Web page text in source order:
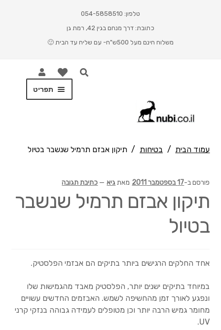
טלפון: 054-5858510
כתובת: דרך מנחם בגין 42, רמת גן
משלוח חינם מעל 500ש"ח- עם שליח עד הבית 🙂
תפריט
ראשי
Create a List
Find a List
עמוד הבית / בטיחות / תיקון אבזם תרמיל שנשבר בטיול
פורסם ב-17 בספטמבר 2011 מאתגיא — כתיבת תגובה
תיקון אבזם תרמיל שנשבר
בטיול
אחד החלקים הרגישים ביותר בתיקים הם אבזמי הפלסטיק.
במיוחד בתיקים ישנים יותר, הפלסטיק מאבד מהגמישות שלו
ונפגע לאורך זמן מהחשיפה לשמש. האבזמים החדשים עשויים
מחומר גמיש הרבה יותר וכן מטופלים לעמידה גבוהה בנזקי קרני
UV.